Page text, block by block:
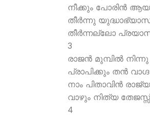
നീക്കും പോരിന്‍
തീര്‍ന്നു
തീര്‍ന്നല്ലോ
3
രാജന്‍ മുമ്പില്‍ നിന്നു
പ്രാപിക്കും തന്‍
നാം പിതാവിന്‍
വാഴും നിത്യ
4